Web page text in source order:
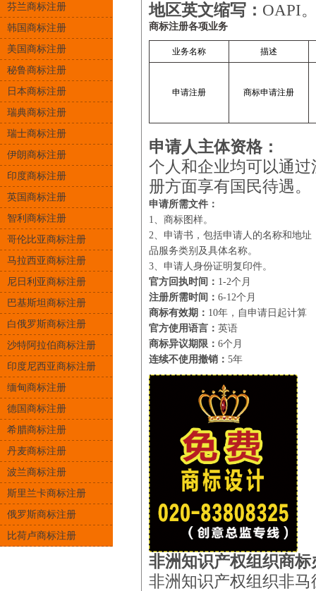
芬兰商标注册
韩国商标注册
美国商标注册
秘鲁商标注册
日本商标注册
瑞典商标注册
瑞士商标注册
伊朗商标注册
印度商标注册
英国商标注册
智利商标注册
哥伦比亚商标注册
马拉西亚商标注册
尼日利亚商标注册
巴基斯坦商标注册
白俄罗斯商标注册
沙特阿拉伯商标注册
印度尼西亚商标注册
缅甸商标注册
德国商标注册
希腊商标注册
丹麦商标注册
波兰商标注册
斯里兰卡商标注册
俄罗斯商标注册
比荷卢商标注册
地区英文缩写： OAPI
商标注册各项业务
业务名称 描述
申请注册 商标申请注册
申请人主体资格：
个人和企业均可以通
册方面享有国民待遇。
申请所需文件：
1、商标图样。
2、申请书，包括申请人的名称和地址
品服务类别及具体名称。
3、申请人身份证明复印件。
官方回执时间： 1-2个月
注册所需时间： 6-12个月
商标有效期： 10年，自申请日起计算
官方使用语言： 英语
商标异议期限： 6个月
连续不使用撤销： 5年
非洲知识产权组织商
非洲知识产权组织非